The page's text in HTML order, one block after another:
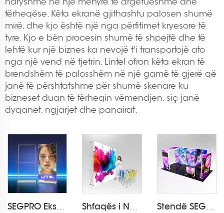
tërheqëse. Këta ekranë gjithashtu palosen shumë
mirë, dhe kjo është një nga përfitimet kryesore të
tyre. Kjo e bën procesin shumë të shpejtë dhe të
lehtë kur një biznes ka nevojë t'i transportojë ato
nga një vend në tjetrin. Lintel ofron këta ekran të
brendshëm të palosshëm në një gamë të gjerë që
janë të përshtatshme për shumë skenare ku
bizneset duan të tërheqin vëmendjen, siç janë
dyqanet, ngjarjet dhe panairat.
SEGPRO Ekspozitë e Argjendtë e Pëlhurës me Bateri LT-ALF85-T3 Shfaqës i Ngritshëm me Lëndë Velcro LT-09L2-A Stendë SEGPRO me Armënk dhe TV 3*6